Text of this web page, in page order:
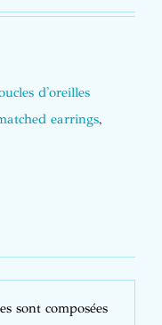
d'oreilles
earrings,
sont composées